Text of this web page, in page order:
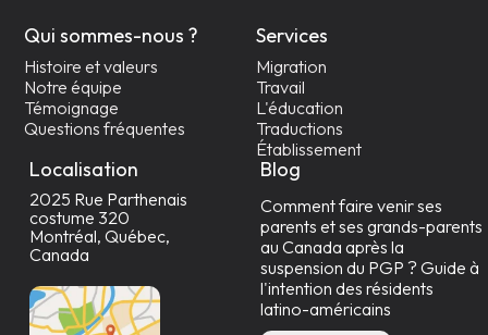
Qui sommes-nous ?
Histoire et valeurs
Notre équipe
Témoignage
Questions fréquentes
Services
Migration
Travail
L'éducation
Traductions
Établissement
Localisation
2025 Rue Parthenais
costume 320
Montréal, Québec,
Canada
Blog
Comment faire venir ses
parents et ses grands-parents
au Canada après la
suspension du PGP ? Guide à
l'intention des résidents
latino-américains